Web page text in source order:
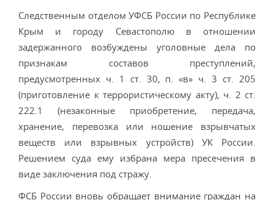
Следственным отделом УФСБ России по Республике
Крым и городу Севастополю в отношении
задержанного возбуждены уголовные дела по
признакам составов преступлений,
предусмотренных ч. 1 ст. 30, п. «в» ч. 3 ст. 205
(приготовление к террористическому акту), ч. 2 ст.
222.1 (незаконные приобретение, передача,
хранение, перевозка или ношение взрывчатых
веществ или взрывных устройств) УК России.
Решением суда ему избрана мера пресечения в
виде заключения под стражу.
ФСБ России вновь обращает внимание граждан на